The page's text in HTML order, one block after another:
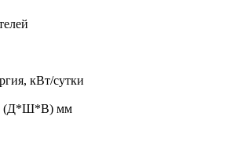
кВт/сутки
(Д*Ш*В) мм